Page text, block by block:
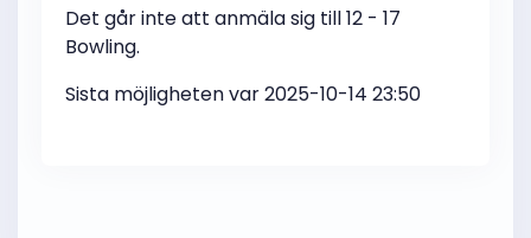
Det går inte att anmäla sig till 12 - 17
Bowling.
Sista möjligheten var 2025-10-14 23:50